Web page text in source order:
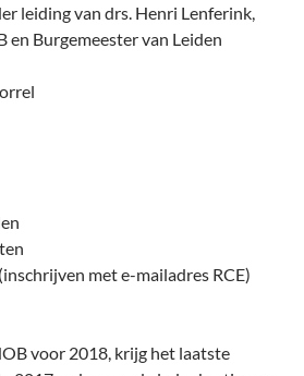
leiding van drs. Henri Lenferink,
Burgemeester van Leiden
met e-mailadres RCE)
voor 2018, krijg het laatste